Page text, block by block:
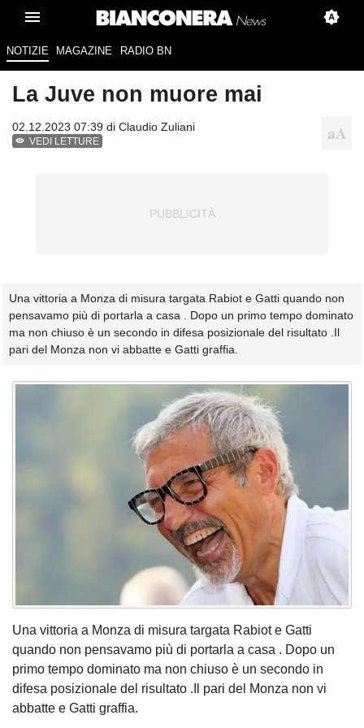
NOTIZIE MAGAZINE RADIO BN
La Juve non muore mai
02.12.2023 07:39 di Claudio Zuliani
VEDI LETTURE
Una vittoria a Monza di misura targata Rabiot e Gatti quando non
pensavamo più di portarla a casa . Dopo un primo tempo dominato
ma non chiuso è un secondo in difesa posizionale del risultato .Il
pari del Monza non vi abbatte e Gatti graffia.
Una vittoria a Monza di misura targata Rabiot e Gatti
quando non pensavamo più di portarla a casa . Dopo un
primo tempo dominato ma non chiuso è un secondo in
difesa posizionale del risultato .Il pari del Monza non vi
abbatte e Gatti graffia.